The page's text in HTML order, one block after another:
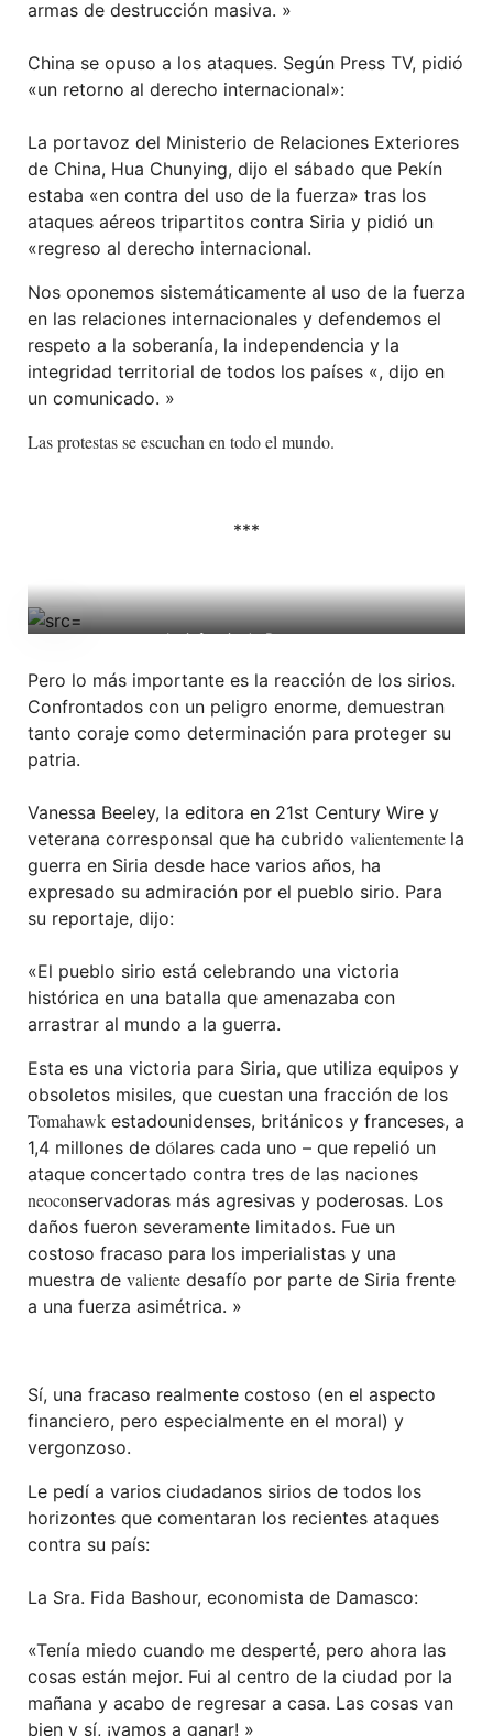
armas de destrucción masiva. »
China se opuso a los ataques. Según Press TV, pidió
«un retorno al derecho internacional»:
La portavoz del Ministerio de Relaciones Exteriores
de China, Hua Chunying, dijo el sábado que Pekín
estaba «en contra del uso de la fuerza» tras los
ataques aéreos tripartitos contra Siria y pidió un
«regreso al derecho internacional.
Nos oponemos sistemáticamente al uso de la fuerza
en las relaciones internacionales y defendemos el
respeto a la soberanía, la independencia y la
integridad territorial de todos los países «, dijo en
un comunicado. »
Las protestas se escuchan en todo el mundo.
***
La infancia de Damasco
Pero lo más importante es la reacción de los sirios.
Confrontados con un peligro enorme, demuestran
tanto coraje como determinación para proteger su
patria.
Vanessa Beeley, la editora en 21st Century Wire y
veterana corresponsal que ha cubrido valientemente la
guerra en Siria desde hace varios años, ha
expresado su admiración por el pueblo sirio. Para
su reportaje, dijo:
«El pueblo sirio está celebrando una victoria
histórica en una batalla que amenazaba con
arrastrar al mundo a la guerra.
Esta es una victoria para Siria, que utiliza equipos y
obsoletos misiles, que cuestan una fracción de los
Tomahawk estadounidenses, británicos y franceses, a
1,4 millones de dólares cada uno – que repelió un
ataque concertado contra tres de las naciones
neoconservadoras más agresivas y poderosas. Los
daños fueron severamente limitados. Fue un
costoso fracaso para los imperialistas y una
muestra de valiente desafío por parte de Siria frente
a una fuerza asimétrica. »
Sí, una fracaso realmente costoso (en el aspecto
financiero, pero especialmente en el moral) y
vergonzoso.
Le pedí a varios ciudadanos sirios de todos los
horizontes que comentaran los recientes ataques
contra su país:
La Sra. Fida Bashour, economista de Damasco:
«Tenía miedo cuando me desperté, pero ahora las
cosas están mejor. Fui al centro de la ciudad por la
mañana y acabo de regresar a casa. Las cosas van
bien y sí, ¡vamos a ganar! »